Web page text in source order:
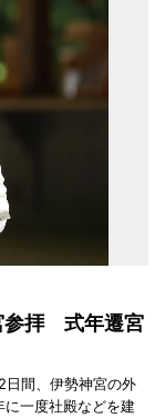
参拝 式年遷宮
日間、伊勢神宮の外
一度社殿などを建